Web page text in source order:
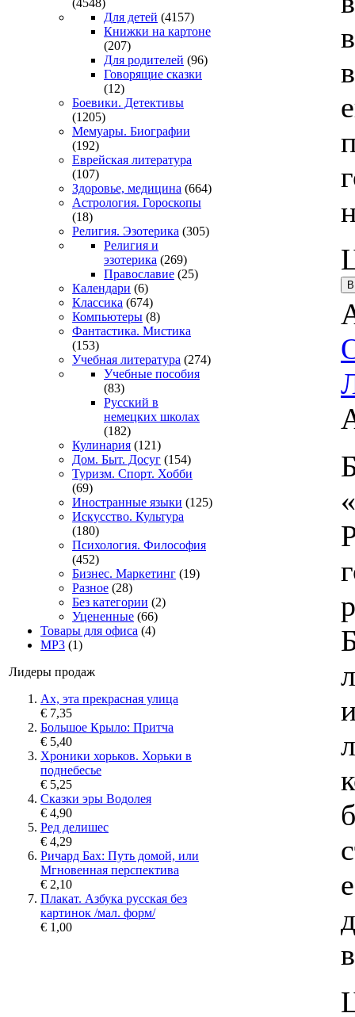
(4548)
Для детей (4157)
Книжки на картоне
(207)
Для родителей (96)
Говорящие сказки
(12)
Боевики. Детективы
(1205)
Мемуары. Биографии
(192)
Еврейская литература
(107)
Здоровье, медицина (664)
Астрология. Гороскопы
(18)
Религия. Эзотерика (305)
Религия и
эзотерика (269)
Православие (25)
Календари (6)
Классика (674)
Компьютеры (8)
Фантастика. Мистика
(153)
Учебная литература (274)
Учебные пособия
(83)
Русский в
немецких школах
(182)
Кулинария (121)
Дом. Быт. Досуг (154)
Туризм. Спорт. Хобби
(69)
Иностранные языки (125)
Искусство. Культура
(180)
Психология. Философия
(452)
Бизнес. Маркетинг (19)
Разное (28)
Без категории (2)
Уцененные (66)
Товары для офиса (4)
MP3 (1)
Лидеры продаж
Ах, эта прекрасная улица
€ 7,35
Большое Крыло: Притча
€ 5,40
Хроники хорьков. Хорьки в
поднебесье
€ 5,25
Сказки эры Водолея
€ 4,90
Ред делишес
€ 4,29
Ричард Бах: Путь домой, или
Мгновенная перспектива
€ 2,10
Плакат. Азбука русская без
картинок /мал. форм/
€ 1,00